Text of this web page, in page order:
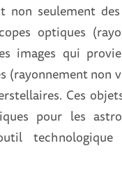
non seulement
optiques
images qui
(rayonnement non
Ces
pour les
technologique